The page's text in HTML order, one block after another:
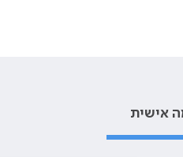
אישית